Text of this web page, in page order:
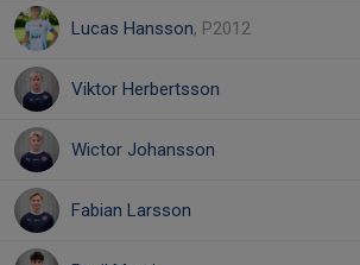
Lucas Hansson, P2012
Viktor Herbertsson
Wictor Johansson
Fabian Larsson